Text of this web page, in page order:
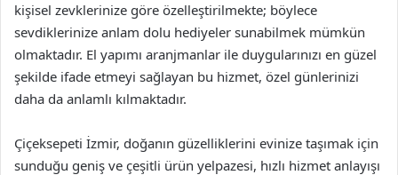
kişisel zevklerinize göre özelleştirilmekte; böylece
sevdiklerinize anlam dolu hediyeler sunabilmek mümkün
olmaktadır. El yapımı aranjmanlar ile duygularınızı en güzel
şekilde ifade etmeyi sağlayan bu hizmet, özel günlerinizi
daha da anlamlı kılmaktadır.
Çiçeksepeti İzmir, doğanın güzelliklerini evinize taşımak için
sunduğu geniş ve çeşitli ürün yelpazesi, hızlı hizmet anlayışı